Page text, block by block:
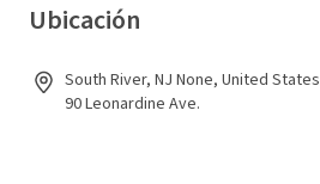
Ubicación
South River, NJ None, United States
90 Leonardine Ave.